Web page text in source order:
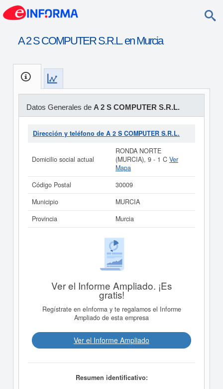
A 2 S COMPUTER S.R.L. en Murcia
Datos Generales de A 2 S COMPUTER S.R.L.
Dirección y teléfono de A 2 S COMPUTER S.R.L.
Domicilio social actual
RONDA NORTE
(MURCIA), 9 - 1 C Ver
Mapa
Código Postal
30009
Municipio
MURCIA
Provincia
Murcia
Ver el Informe Ampliado. ¡Es
gratis!
Regístrate en eInforma y te regalamos el Informe
Ampliado de esta empresa
Ver el Informe Ampliado
Resumen identificativo: